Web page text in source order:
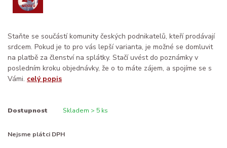
Staňte se součástí komunity českých podnikatelů, kteří prodávají
srdcem. Pokud je to pro vás lepší varianta, je možné se domluvit
na platbě za členství na splátky. Stačí uvést do poznámky v
posledním kroku objednávky, že o to máte zájem, a spojíme se s
Vámi. celý popis
Dostupnost Skladem > 5 ks
Nejsme plátci DPH